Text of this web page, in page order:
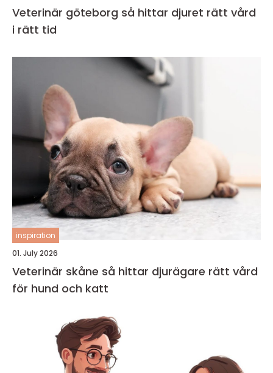
Veterinär göteborg så hittar djuret rätt vård
i rätt tid
inspiration
01. July 2026
Veterinär skåne så hittar djurägare rätt vård
för hund och katt